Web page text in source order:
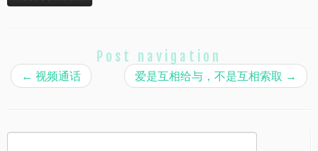
Post navigation
← 视频通话 爱是互相给与，不是互相索取 →